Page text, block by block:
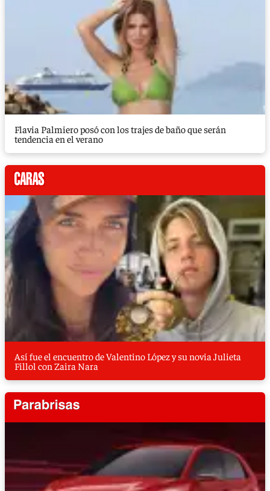
Flavia Palmiero posó con los trajes de baño que serán
tendencia en el verano
Así fue el encuentro de Valentino López y su novia Julieta
Fillol con Zaira Nara